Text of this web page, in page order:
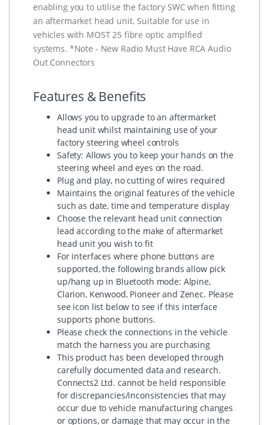
enabling you to utilise the factory SWC when fitting
an aftermarket head unit. Suitable for use in
vehicles with MOST 25 fibre optic amplfied
systems. *Note - New Radio Must Have RCA Audio
Out Connectors
Features & Benefits
Allows you to upgrade to an aftermarket
head unit whilst maintaining use of your
factory steering wheel controls
Safety: Allows you to keep your hands on the
steering wheel and eyes on the road.
Plug and play, no cutting of wires required
Maintains the original features of the vehicle
such as date, time and temperature display
Choose the relevant head unit connection
lead according to the make of aftermarket
head unit you wish to fit
For interfaces where phone buttons are
supported, the following brands allow pick
up/hang up in Bluetooth mode: Alpine,
Clarion, Kenwood, Pioneer and Zenec. Please
see icon list below to see if this interface
supports phone buttons.
Please check the connections in the vehicle
match the harness you are purchasing
This product has been developed through
carefully documented data and research.
Connects2 Ltd. cannot be held responsible
for discrepancies/inconsistencies that may
occur due to vehicle manufacturing changes
or options, or damage that may occur in the